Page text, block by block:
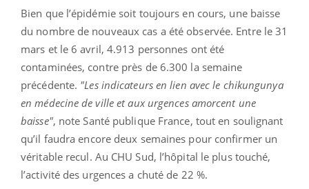
Bien que l’épidémie soit toujours en cours, une baisse
du nombre de nouveaux cas a été observée. Entre le 31
mars et le 6 avril, 4.913 personnes ont été
contaminées, contre près de 6.300 la semaine
précédente. "Les indicateurs en lien avec le chikungunya
en médecine de ville et aux urgences amorcent une
baisse", note Santé publique France, tout en soulignant
qu’il faudra encore deux semaines pour confirmer un
véritable recul. Au CHU Sud, l’hôpital le plus touché,
l’activité des urgences a chuté de 22 %.